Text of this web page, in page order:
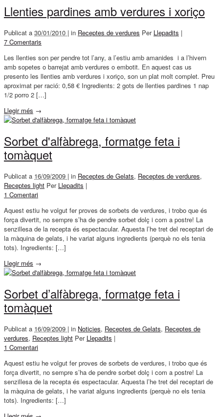
Llenties pardines amb verdures i xoriço
Publicat a 30/01/2010 | in Receptes de verdures Per Llepadits |
7 Comentaris
Les llenties son per pendre tot l’any, a l’estiu amb amanides i a l’hivern
amb sopetes o barrejat amb verdures o embotit. En aquest cas us
presento les llenties amb verdures i xoriço, son un plat molt complet. Preu
aproximat per ració: 0,58 € Ingredients: 2 gots de llenties pardines 1 nap
1/2 porro 2 […]
Llegir més →
Sorbet d'alfàbrega, formatge feta i
tomàquet
Publicat a 16/09/2009 | in Receptes de Gelats, Receptes de verdures,
Receptes light Per Llepadits |
1 Comentari
Aquest estiu he volgut fer proves de sorbets de verdures, i trobo que és
força divertit, no sempre s’ha de pendre sorbet dolç i com a postre! La
senzillesa de la recepta és espectacular. Aquesta l’he tret del receptari de
la màquina de gelats, i he variat alguns ingredients (perquè no els tenia
tots). Ingredients: […]
Llegir més →
Sorbet d’alfàbrega, formatge feta i
tomàquet
Publicat a 16/09/2009 | in Noticies, Receptes de Gelats, Receptes de
verdures, Receptes light Per Llepadits |
1 Comentari
Aquest estiu he volgut fer proves de sorbets de verdures, i trobo que és
força divertit, no sempre s’ha de pendre sorbet dolç i com a postre! La
senzillesa de la recepta és espectacular. Aquesta l’he tret del receptari de
la màquina de gelats, i he variat alguns ingredients (perquè no els tenia
tots). Ingredients: […]